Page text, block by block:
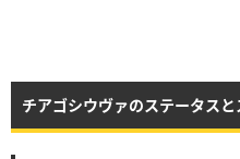
チアゴシウヴァのステータス